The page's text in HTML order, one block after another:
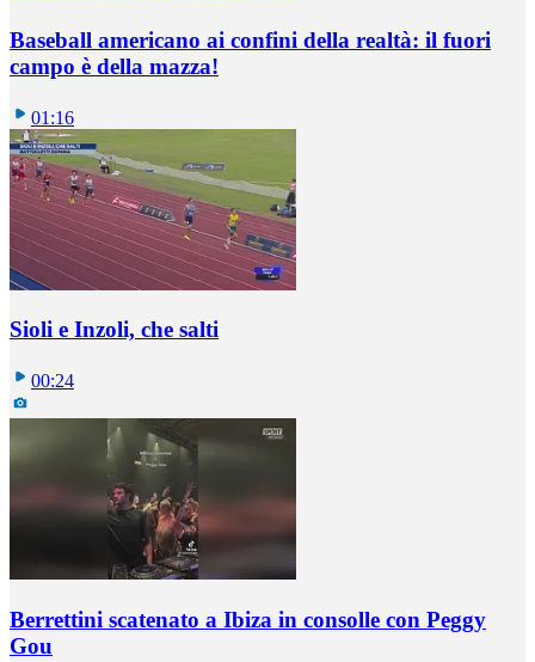
Baseball americano ai confini della realtà: il fuori
campo è della mazza!
01:16
Sioli e Inzoli, che salti
00:24
Berrettini scatenato a Ibiza in consolle con Peggy
Gou